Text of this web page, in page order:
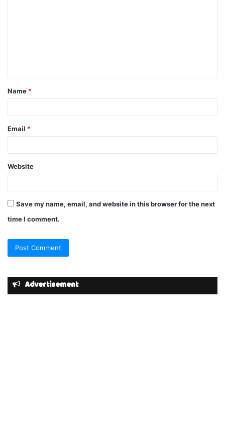
t
*
Name *
Email *
Website
Save my name, email, and website in this browser for the next
time I comment.
Advertisement